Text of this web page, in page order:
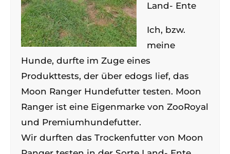
Land- Ente
Ich, bzw.
meine
Hunde, durfte im Zuge eines
Produkttests, der über edogs lief, das
Moon Ranger Hundefutter testen. Moon
Ranger ist eine Eigenmarke von ZooRoyal
und Premiumhundefutter.
Wir durften das Trockenfutter von Moon